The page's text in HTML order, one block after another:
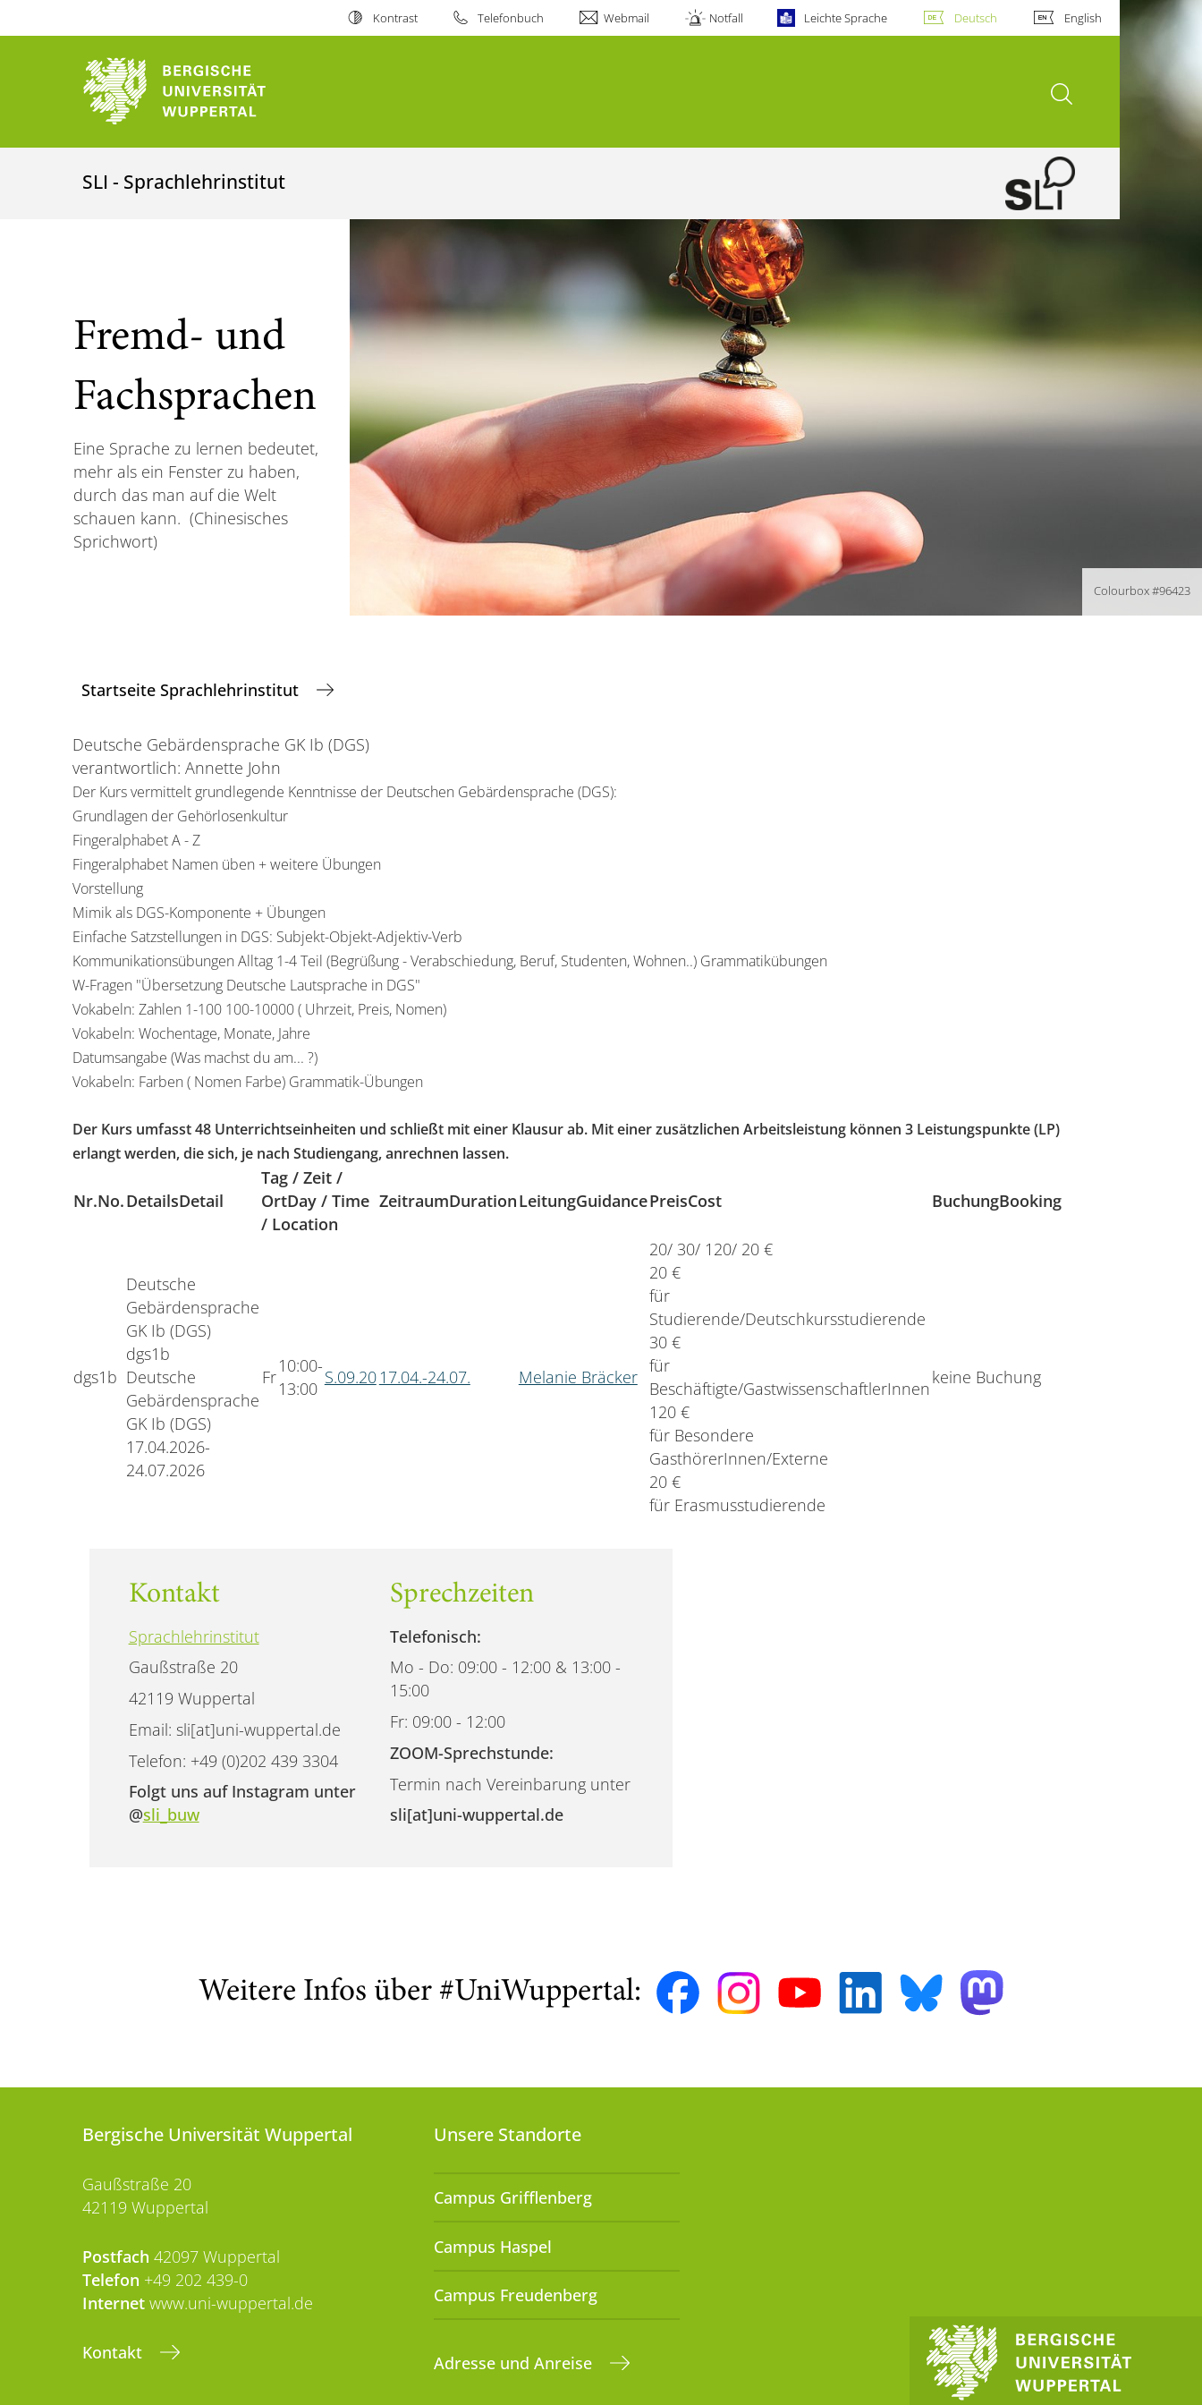
Kontrast Telefonbuch Webmail Notfall Leichte Sprache Deutsch English
Suche öffnen
SLI - Sprachlehrinstitut
Colourbox #96423
Fremd- und
Fachsprachen
Eine Sprache zu lernen bedeutet,
mehr als ein Fenster zu haben,
durch das man auf die Welt
schauen kann. (Chinesisches
Sprichwort)
Startseite Sprachlehrinstitut
Deutsche Gebärdensprache GK Ib (DGS)
verantwortlich: Annette John
Der Kurs vermittelt grundlegende Kenntnisse der Deutschen Gebärdensprache (DGS):
Grundlagen der Gehörlosenkultur
Fingeralphabet A - Z
Fingeralphabet Namen üben + weitere Übungen
Vorstellung
Mimik als DGS-Komponente + Übungen
Einfache Satzstellungen in DGS: Subjekt-Objekt-Adjektiv-Verb
Kommunikationsübungen Alltag 1-4 Teil (Begrüßung - Verabschiedung, Beruf, Studenten, Wohnen..) Grammatikübungen
W-Fragen "Übersetzung Deutsche Lautsprache in DGS"
Vokabeln: Zahlen 1-100 100-10000 ( Uhrzeit, Preis, Nomen)
Vokabeln: Wochentage, Monate, Jahre
Datumsangabe (Was machst du am... ?)
Vokabeln: Farben ( Nomen Farbe) Grammatik-Übungen
Der Kurs umfasst 48 Unterrichtseinheiten und schließt mit einer Klausur ab. Mit einer zusätzlichen Arbeitsleistung können 3 Leistungspunkte (LP)
erlangt werden, die sich, je nach Studiengang, anrechnen lassen.
Nr.No.DetailsDetail
Tag / Zeit /
OrtDay / Time
/ Location
ZeitraumDurationLeitungGuidancePreisCost BuchungBooking
dgs1b
Deutsche
Gebärdensprache
GK Ib (DGS)
dgs1b
Deutsche
Gebärdensprache
GK Ib (DGS)
17.04.2026-
24.07.2026
Fr
10:00-
13:00
S.09.20 17.04.-24.07. Melanie Bräcker
20/ 30/ 120/ 20 €
20 €
für
Studierende/Deutschkursstudierende
30 €
für
Beschäftigte/GastwissenschaftlerInnen
120 €
für Besondere
GasthörerInnen/Externe
20 €
für Erasmusstudierende
keine Buchung
Kontakt
Sprachlehrinstitut
Gaußstraße 20
42119 Wuppertal
Email: sli[at]uni-wuppertal.de
Telefon: +49 (0)202 439 3304
Folgt uns auf Instagram unter
@sli_buw
Sprechzeiten
Telefonisch:
Mo - Do: 09:00 - 12:00 & 13:00 -
15:00
Fr: 09:00 - 12:00
ZOOM-Sprechstunde:
Termin nach Vereinbarung unter
sli[at]uni-wuppertal.de
Weitere Infos über #UniWuppertal:
Bergische Universität Wuppertal
Gaußstraße 20
42119 Wuppertal
Postfach 42097 Wuppertal
Telefon +49 202 439-0
Internet www.uni-wuppertal.de
Kontakt
Unsere Standorte
Campus Grifflenberg
Campus Haspel
Campus Freudenberg
Adresse und Anreise